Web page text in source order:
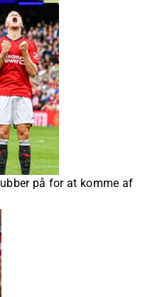
på for at komme af